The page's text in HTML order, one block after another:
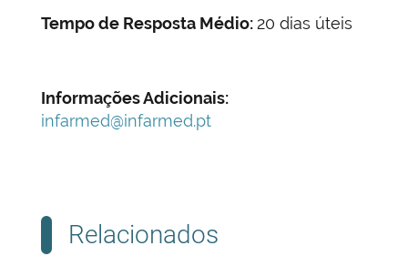
Tempo de Resposta Médio: 20 dias úteis
Informações Adicionais:
infarmed@infarmed.pt
Relacionados